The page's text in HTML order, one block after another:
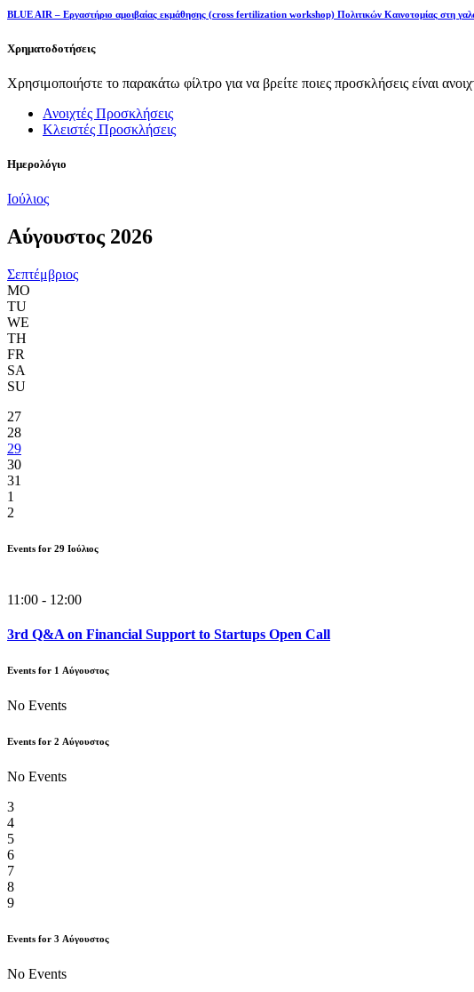
BLUE AIR – Εργαστήριο αμοιβαίας εκμάθησης (cross fertilization workshop) Πολιτικών Καινοτομίας στη
Χρηματοδοτήσεις
Χρησιμοποιήστε το παρακάτω φίλτρο για να βρείτε ποιες προσκλήσεις είναι
Ανοιχτές Προσκλήσεις
Κλειστές Προσκλήσεις
Ημερολόγιο
Ιούλιος
Αύγουστος 2026
Σεπτέμβριος
MO
TU
WE
TH
FR
SA
SU
27
28
29
30
31
1
2
Events for 29 Ιούλιος
11:00 - 12:00
3rd Q&A on Financial Support to Startups Open Call
Events for 1 Αύγουστος
No Events
Events for 2 Αύγουστος
No Events
3
4
5
6
7
8
9
Events for 3 Αύγουστος
No Events